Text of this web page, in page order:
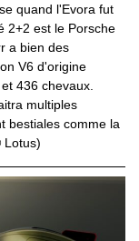
quand l'Evora fut
2+2 est le Porsche
a bien des
V6 d'origine
436 chevaux.
multiples
bestiales comme la
Lotus)